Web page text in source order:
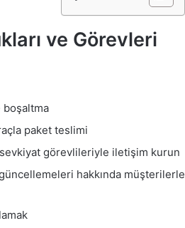
ve Görevleri
boşaltma
paket teslimi
sevkiyat görevlileriyle iletişim kurun
hakkında müşterilerle